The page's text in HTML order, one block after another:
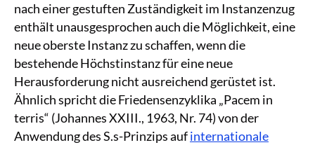
nach einer gestuften Zuständigkeit im Instanzenzug
enthält unausgesprochen auch die Möglichkeit, eine
neue oberste Instanz zu schaffen, wenn die
bestehende Höchstinstanz für eine neue
Herausforderung nicht ausreichend gerüstet ist.
Ähnlich spricht die Friedensenzyklika „Pacem in
terris“ (Johannes XXIII., 1963, Nr. 74) von der
Anwendung des S.s-Prinzips aufinternationale